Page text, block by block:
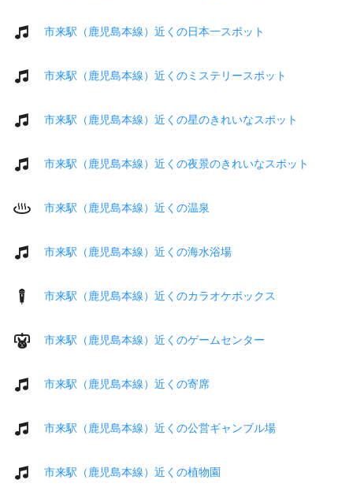
市来駅（鹿児島本線）近くの日本一スポット
市来駅（鹿児島本線）近くのミステリースポット
市来駅（鹿児島本線）近くの星のきれいなスポット
市来駅（鹿児島本線）近くの夜景のきれいなスポット
市来駅（鹿児島本線）近くの温泉
市来駅（鹿児島本線）近くの海水浴場
市来駅（鹿児島本線）近くのカラオケボックス
市来駅（鹿児島本線）近くのゲームセンター
市来駅（鹿児島本線）近くの寄席
市来駅（鹿児島本線）近くの公営ギャンブル場
市来駅（鹿児島本線）近くの植物園